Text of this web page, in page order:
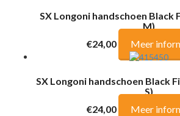
SX Longoni handschoen Black
M)
€24,00
Meer
SX Longoni handschoen Black
S)
€24,00
Meer